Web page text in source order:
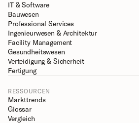
IT & Software
Bauwesen
Professional Services
Ingenieurwesen & Architektur
Facility Management
Gesundheitswesen
Verteidigung & Sicherheit
Fertigung
RESSOURCEN
Markttrends
Glossar
Vergleich